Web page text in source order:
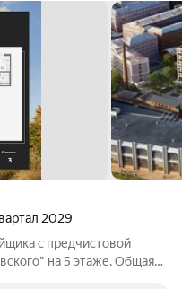
2029
с предчистовой
на 5 этаже. Общая